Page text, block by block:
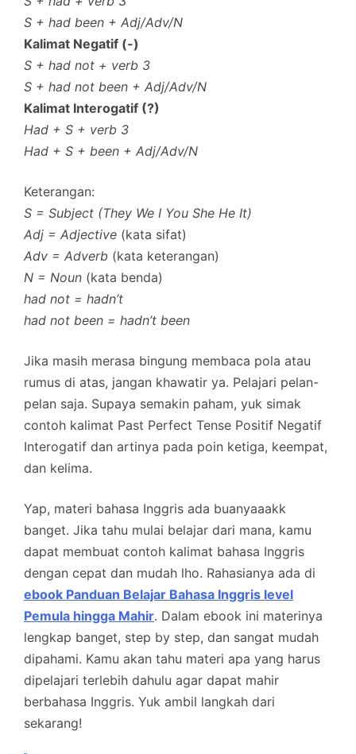
S + had been + Adj/Adv/N
Kalimat Negatif (-)
S + had not + verb 3
S + had not been + Adj/Adv/N
Kalimat Interogatif (?)
Had + S + verb 3
Had + S + been + Adj/Adv/N
Keterangan:
S = Subject (They We I You She He It)
Adj = Adjective (kata sifat)
Adv = Adverb (kata keterangan)
N = Noun (kata benda)
had not = hadn’t
had not been = hadn’t been
Jika masih merasa bingung membaca pola atau
rumus di atas, jangan khawatir ya. Pelajari pelan-
pelan saja. Supaya semakin paham, yuk simak
contoh kalimat Past Perfect Tense Positif Negatif
Interogatif dan artinya pada poin ketiga, keempat,
dan kelima.
Yap, materi bahasa Inggris ada buanyaaakk
banget. Jika tahu mulai belajar dari mana, kamu
dapat membuat contoh kalimat bahasa Inggris
dengan cepat dan mudah lho. Rahasianya ada di
ebook Panduan Belajar Bahasa Inggris level
Pemula hingga Mahir. Dalam ebook ini materinya
lengkap banget, step by step, dan sangat mudah
dipahami. Kamu akan tahu materi apa yang harus
dipelajari terlebih dahulu agar dapat mahir
berbahasa Inggris. Yuk ambil langkah dari
sekarang!